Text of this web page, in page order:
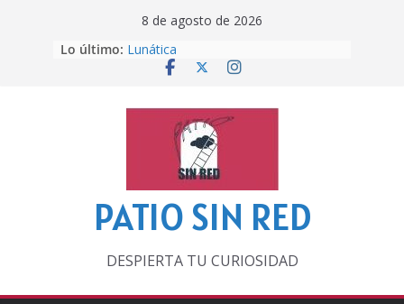
8 de agosto de 2026
Lo último: Lunática
Pero, hasta entonces…
‘La broma infinita’ de recomendar
lecturas veraniegas
Otra del Mundial
PATIO SIN RED
DESPIERTA TU CURIOSIDAD